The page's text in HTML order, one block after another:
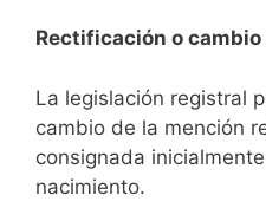
Rectificación o cambio
La legislación registral
cambio de la mención
consignada
nacimiento.